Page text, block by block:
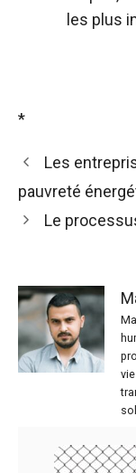
les plus
*
Les
pauvreté
Le